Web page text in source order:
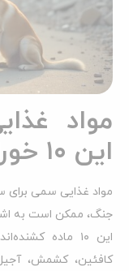
مواد
این ۱۰ خوراکی کشنده است
مواد غذایی سمی برای
جنگ، ممکن است به
این ۱۰ ماده
کافئین، کشمش،